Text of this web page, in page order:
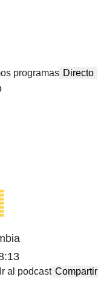
programas Directo
Ir al podcast Compartir